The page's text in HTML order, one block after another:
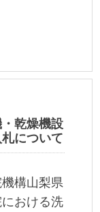
乾燥機設
について
構山梨県
おける洗